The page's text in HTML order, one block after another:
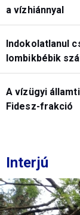
a vízhiánnyal
Indokolatlanul
lombikbébik
A vízügyi
Fidesz-frakció
Interjú